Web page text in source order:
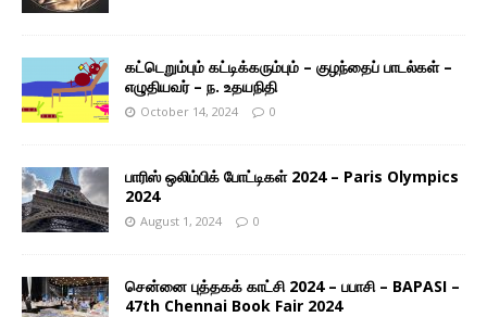
கட்டெறும்பும் கட்டிக்கரும்பும் – குழந்தைப் பாடல்கள் –
எழுதியவர் – ந. உதயநிதி
October 14, 2024 0
பாரிஸ் ஒலிம்பிக் போட்டிகள் 2024 – Paris Olympics
2024
August 1, 2024 0
சென்னை புத்தகக் காட்சி 2024 – பபாசி – BAPASI –
47th Chennai Book Fair 2024